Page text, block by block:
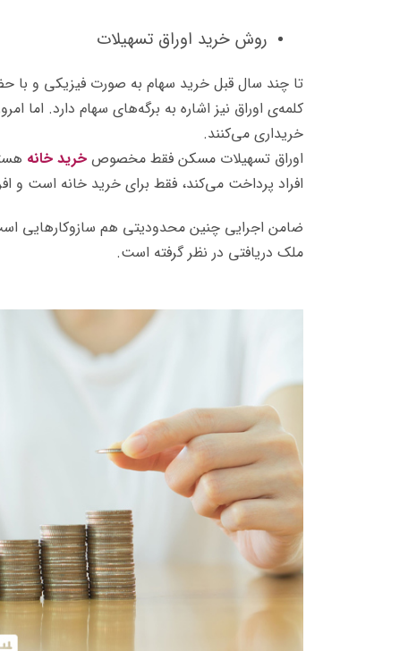
روش خرید اوراق تسهیلات
تا چند سال قبل خرید سهام به صورت فیزیکی و با
کلمه‌ی اوراق نیز اشاره به برگه‌های سهام دارد. اما
خریداری می‌کنند.
اوراق تسهیلات مسکن فقط مخصوص خرید خانه
افراد پرداخت می‌کند، فقط برای خرید خانه است و
ضامن اجرایی چنین محدودیتی هم ساز‌و‌کارهایی
ملک دریافتی در نظر گرفته است.